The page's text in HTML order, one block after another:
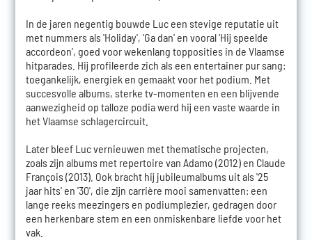
In de jaren negentig bouwde Luc een stevige reputatie uit
met nummers als 'Holiday', 'Ga dan' en vooral 'Hij speelde
accordeon', goed voor wekenlang topposities in de Vlaamse
hitparades. Hij profileerde zich als een entertainer pur sang:
toegankelijk, energiek en gemaakt voor het podium. Met
succesvolle albums, sterke tv-momenten en een blijvende
aanwezigheid op talloze podia werd hij een vaste waarde in
het Vlaamse schlagercircuit.
Later bleef Luc vernieuwen met thematische projecten,
zoals zijn albums met repertoire van Adamo (2012) en Claude
François (2013). Ook bracht hij jubileumalbums uit als '25
jaar hits' en '30', die zijn carrière mooi samenvatten: een
lange reeks meezingers en podiumplezier, gedragen door
een herkenbare stem en een onmiskenbare liefde voor het
vak.